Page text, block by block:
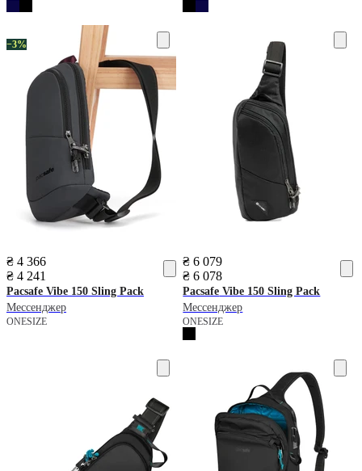
−3%
₴ 4 366
₴ 4 241
Pacsafe Vibe 150 Sling Pack
Мессенджер
ONESIZE
₴ 6 079
₴ 6 078
Pacsafe Vibe 150 Sling Pack
Мессенджер
ONESIZE